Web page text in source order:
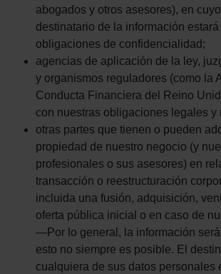
abogados y otros asesores), en
destinatario de la información
obligaciones de confidencialidad;
agencias de aplicación de la ley,
y organismos reguladores (como la
Conducta Financiera del Reino
con nuestras obligaciones legales y
otras partes que tienen o pueden
propiedad de nuestro negocio (y
profesionales o sus asesores) en
transacción o reestructuración
incluida una fusión, adquisición,
oferta pública inicial o en caso de
—Por lo general, la información
esto no siempre es posible. El
cualquiera de sus datos personales